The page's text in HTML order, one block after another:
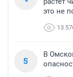
это не
13
5
В